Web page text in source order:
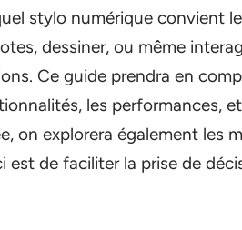
stylo numérique convient
dessiner, ou même
Ce guide prendra en
les performances,
on explorera également les
est de faciliter la prise de